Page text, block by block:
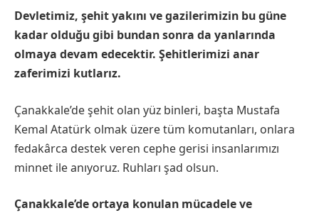
Devletimiz, şehit yakını ve gazilerimizin bu güne
kadar olduğu gibi bundan sonra da yanlarında
olmaya devam edecektir. Şehitlerimizi anar
zaferimizi kutlarız.
Çanakkale’de şehit olan yüz binleri, başta Mustafa
Kemal Atatürk olmak üzere tüm komutanları, onlara
fedakârca destek veren cephe gerisi insanlarımızı
minnet ile anıyoruz. Ruhları şad olsun.
Çanakkale’de ortaya konulan mücadele ve